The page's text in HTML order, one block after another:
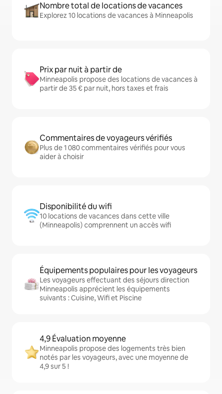
Nombre total de locations de vacances
Explorez 10 locations de vacances à Minneapolis
Prix par nuit à partir de
Minneapolis propose des locations de vacances à
partir de 35 € par nuit, hors taxes et frais
Commentaires de voyageurs vérifiés
Plus de 1 080 commentaires vérifiés pour vous
aider à choisir
Disponibilité du wifi
10 locations de vacances dans cette ville
(Minneapolis) comprennent un accès wifi
Équipements populaires pour les voyageurs
Les voyageurs effectuant des séjours direction
Minneapolis apprécient les équipements
suivants : Cuisine, Wifi et Piscine
4,9 Évaluation moyenne
Minneapolis propose des logements très bien
notés par les voyageurs, avec une moyenne de
4,9 sur 5 !